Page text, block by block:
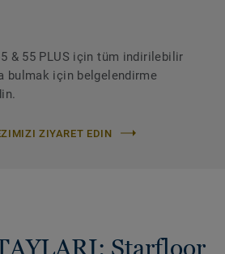
& 55 PLUS için tüm indirilebilir
bulmak için belgelendirme
ZIYARET EDIN
Starfloor